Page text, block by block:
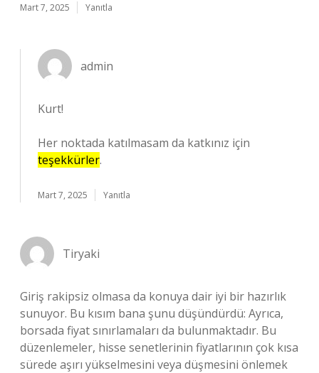
Mart 7, 2025 Yanıtla
admin
Kurt!
Her noktada katılmasam da katkınız için
teşekkürler.
Mart 7, 2025 Yanıtla
Tiryaki
Giriş rakipsiz olmasa da konuya dair iyi bir hazırlık
sunuyor. Bu kısım bana şunu düşündürdü: Ayrıca,
borsada fiyat sınırlamaları da bulunmaktadır. Bu
düzenlemeler, hisse senetlerinin fiyatlarının çok kısa
sürede aşırı yükselmesini veya düşmesini önlemek